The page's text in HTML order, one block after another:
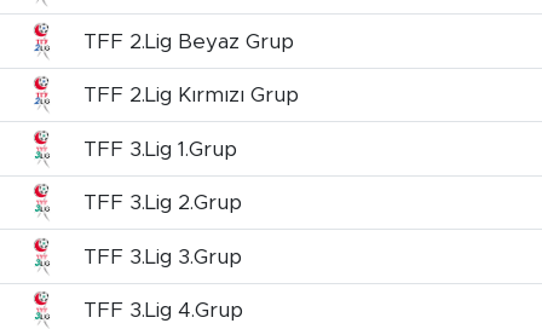
TFF 2.Lig Beyaz Grup
TFF 2.Lig Kırmızı Grup
TFF 3.Lig 1.Grup
TFF 3.Lig 2.Grup
TFF 3.Lig 3.Grup
TFF 3.Lig 4.Grup